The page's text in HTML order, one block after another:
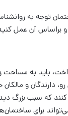
توجه به
و براساس آن عمل
باید به مساحت
70 متری هستند، از این
که سبب بزرگ
برای